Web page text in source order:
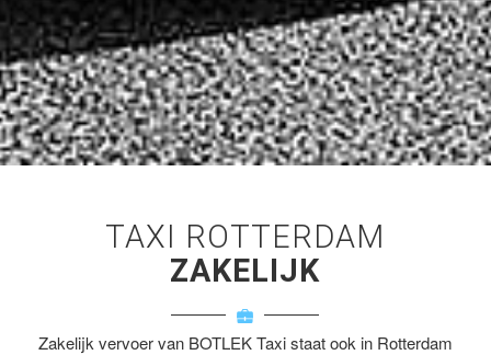
TAXI ROTTERDAM
ZAKELIJK
Zakelijk vervoer van BOTLEK Taxi staat ook in Rotterdam